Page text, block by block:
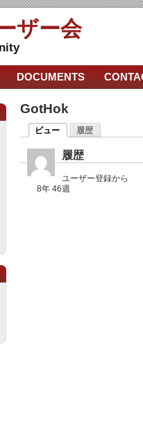
ザー会
GotHok
ビュー 履歴
履歴
ユーザー登録から
8年 46週
DOCUMENTS